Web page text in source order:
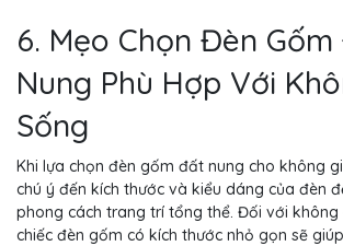
6. Mẹo Chọn Đèn
Nung Phù Hợp Với
Sống
Khi lựa chọn đèn gốm đất nung cho không
chú ý đến kích thước và kiểu dáng của đèn
phong cách trang trí tổng thể. Đối với không
chiếc đèn gốm có kích thước nhỏ gọn sẽ